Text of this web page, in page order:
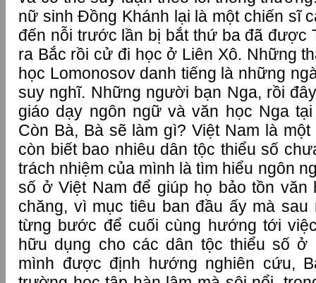
nữ sinh Đồng Khánh lại là một chiến sĩ
đến nỗi trước lần bị bắt thứ ba đã được
ra Bắc rồi cử đi học ở Liên Xô. Những
học Lomonosov danh tiếng là những
suy nghĩ. Những người bạn Nga, rồi
giáo dạy ngôn ngữ và văn học Nga
Còn Bà, Bà sẽ làm gì? Việt Nam là
còn biết bao nhiêu dân tộc thiểu số
trách nhiệm của mình là tìm hiểu ngôn
số ở Việt Nam để giúp họ bảo tồn văn
chăng, vì mục tiêu ban đầu ấy mà
từng bước để cuối cùng hướng tới
hữu dụng cho các dân tộc thiểu số ở
mình được định hướng nghiên cứu,